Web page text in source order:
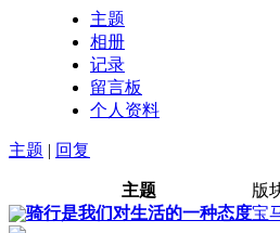
主题
相册
记录
留言板
个人资料
主题 | 回复
主题 版
骑行是我们对生活的一种态度宝